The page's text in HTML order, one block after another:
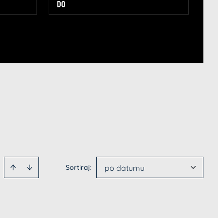
Sortiraj: po datumu